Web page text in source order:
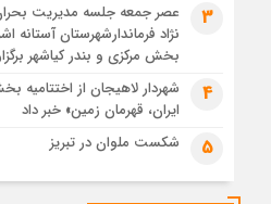
تصاویر هوایی مراسم تشییع پیکر
مراسم تشییع پیکر مطهر آقای
تصاویری از تراکم جمعیت حاضر در
اشرف
3
عصر جمعه جلسه مدیریت
نژاد فرماندارشهرستان آستانه
بخش مرکزی و بندر کیاشهر
4
شهردار لاهیجان از اختتامیه
ایران، قهرمان زمین» خبر داد
5 شکست ملوان در تبریز